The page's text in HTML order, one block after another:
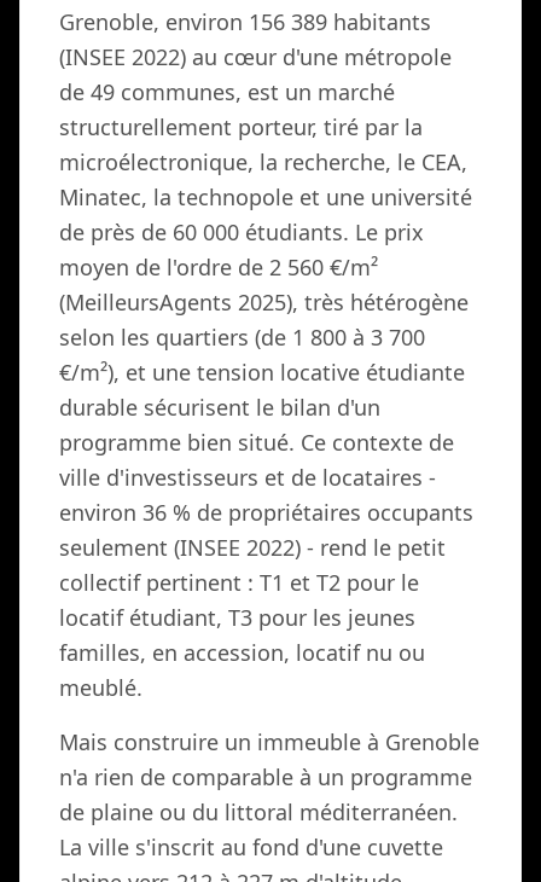
Grenoble, environ 156 389 habitants
(INSEE 2022) au cœur d'une métropole
de 49 communes, est un marché
structurellement porteur, tiré par la
microélectronique, la recherche, le CEA,
Minatec, la technopole et une université
de près de 60 000 étudiants. Le prix
moyen de l'ordre de 2 560 €/m²
(MeilleursAgents 2025), très hétérogène
selon les quartiers (de 1 800 à 3 700
€/m²), et une tension locative étudiante
durable sécurisent le bilan d'un
programme bien situé. Ce contexte de
ville d'investisseurs et de locataires -
environ 36 % de propriétaires occupants
seulement (INSEE 2022) - rend le petit
collectif pertinent : T1 et T2 pour le
locatif étudiant, T3 pour les jeunes
familles, en accession, locatif nu ou
meublé.
Mais construire un immeuble à Grenoble
n'a rien de comparable à un programme
de plaine ou du littoral méditerranéen.
La ville s'inscrit au fond d'une cuvette